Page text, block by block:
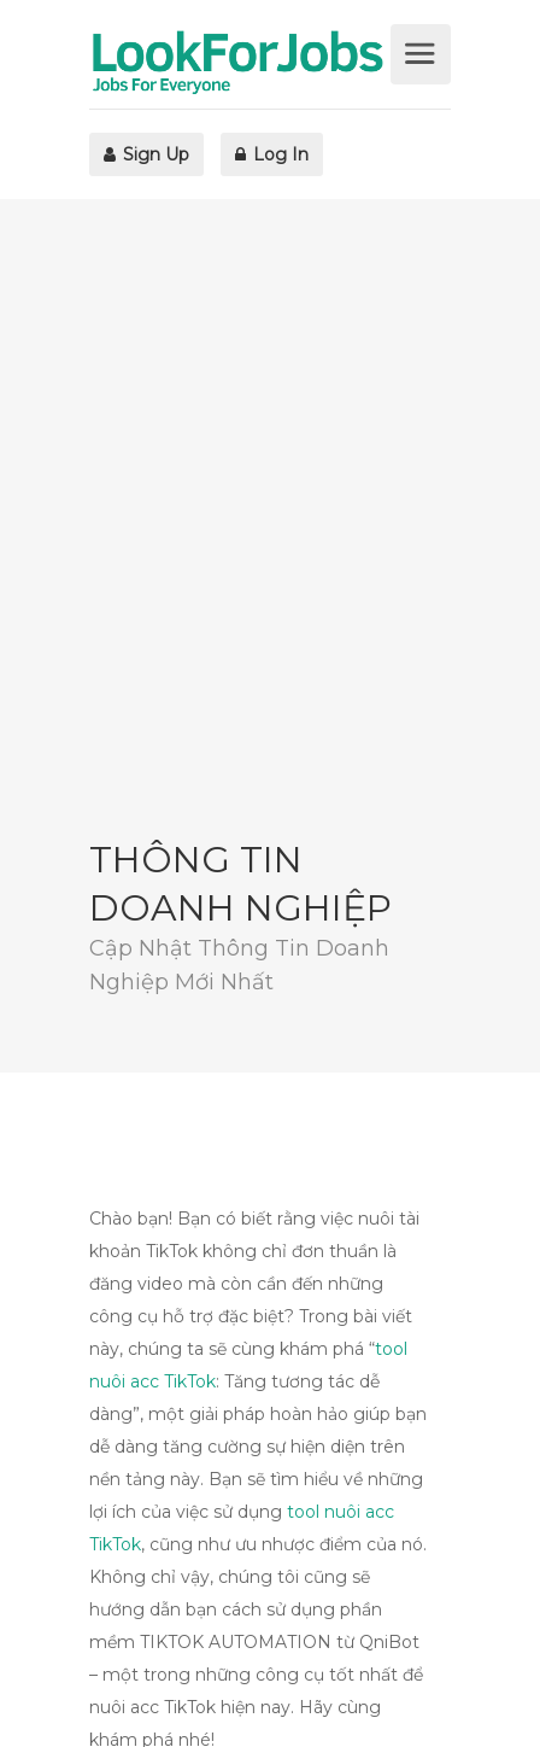
Sign Up Log In
THÔNG TIN
DOANH NGHIỆP
Cập Nhật Thông Tin Doanh
Nghiệp Mới Nhất
Chào bạn! Bạn có biết rằng việc nuôi tài
khoản TikTok không chỉ đơn thuần là
đăng video mà còn cần đến những
công cụ hỗ trợ đặc biệt? Trong bài viết
này, chúng ta sẽ cùng khám phá “tool
nuôi acc TikTok: Tăng tương tác dễ
dàng”, một giải pháp hoàn hảo giúp bạn
dễ dàng tăng cường sự hiện diện trên
nền tảng này. Bạn sẽ tìm hiểu về những
lợi ích của việc sử dụng tool nuôi acc
TikTok, cũng như ưu nhược điểm của nó.
Không chỉ vậy, chúng tôi cũng sẽ
hướng dẫn bạn cách sử dụng phần
mềm TIKTOK AUTOMATION từ QniBot
– một trong những công cụ tốt nhất để
nuôi acc TikTok hiện nay. Hãy cùng
khám phá nhé!